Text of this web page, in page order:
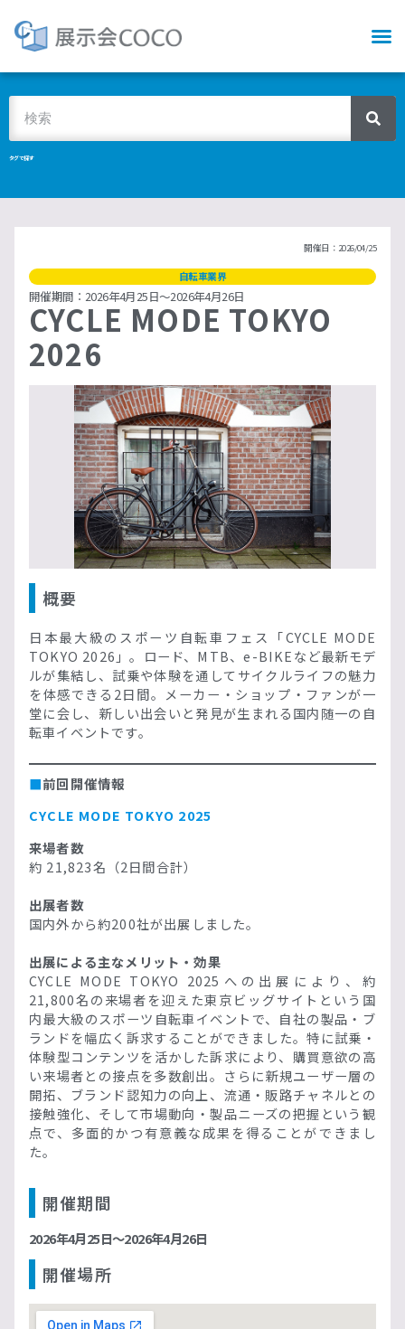
タグで探す
開催日：2026/04/25
自転車業界
開催期間：2026年4月25日～2026年4月26日
CYCLE MODE TOKYO
2026
概要
日本最大級のスポーツ自転車フェス「CYCLE MODE
TOKYO 2026」。ロード、MTB、e-BIKEなど最新モデ
ルが集結し、試乗や体験を通してサイクルライフの魅力
を体感できる2日間。メーカー・ショップ・ファンが一
堂に会し、新しい出会いと発見が生まれる国内随一の自
転車イベントです。
■前回開催情報
CYCLE MODE TOKYO 2025
来場者数
約 21,823名（2日間合計）
出展者数
国内外から約200社が出展しました。
出展による主なメリット・効果
CYCLE MODE TOKYO 2025への出展により、約
21,800名の来場者を迎えた東京ビッグサイトという国
内最大級のスポーツ自転車イベントで、自社の製品・ブ
ランドを幅広く訴求することができました。特に試乗・
体験型コンテンツを活かした訴求により、購買意欲の高
い来場者との接点を多数創出。さらに新規ユーザー層の
開拓、ブランド認知力の向上、流通・販路チャネルとの
接触強化、そして市場動向・製品ニーズの把握という観
点で、多面的かつ有意義な成果を得ることができまし
た。
開催期間
2026年4月25日～2026年4月26日
開催場所